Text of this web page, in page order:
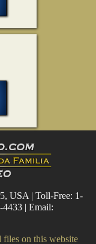
USA | Toll-Free: 1-
4433 | Email:
files on this website